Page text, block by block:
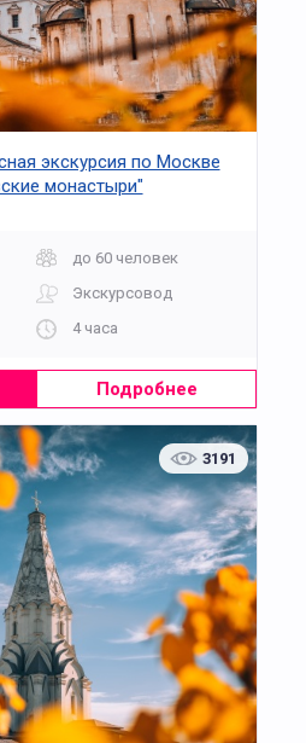
экскурсия по Москве
монастыри"
до 60 человек
Экскурсовод
4 часа
Подробнее
3191